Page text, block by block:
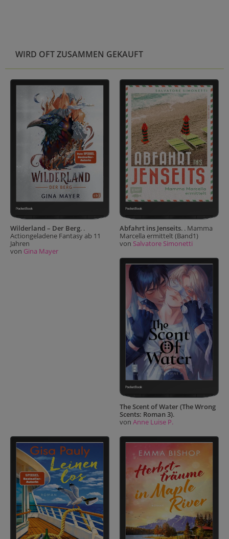
WIRD OFT ZUSAMMEN GEKAUFT
Wilderland – Der Berg. .
Actiongeladene Fantasy ab 11
Jahren
von Gina Mayer
Abfahrt ins Jenseits. . Mamma
Marcella ermittelt (Band1)
von Salvatore Simonetti
The Scent of Water (The Wrong
Scents: Roman 3).
von Anne Luise P.